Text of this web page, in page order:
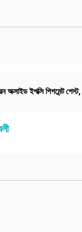
অক্সাইড ইপক্সি পিগমেন্ট পেস্ট,